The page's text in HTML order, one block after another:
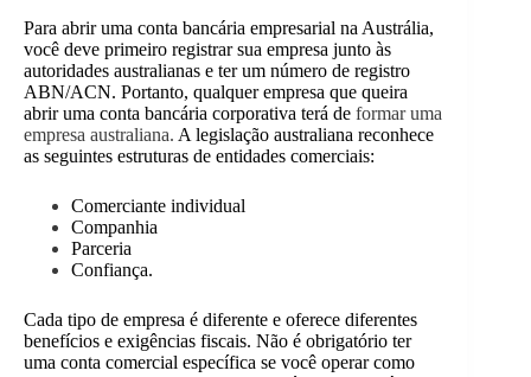
Para abrir uma conta bancária empresarial na Austrália,
você deve primeiro registrar sua empresa junto às
autoridades australianas e ter um número de registro
ABN/ACN. Portanto, qualquer empresa que queira
abrir uma conta bancária corporativa terá de formar uma
empresa australiana. A legislação australiana reconhece
as seguintes estruturas de entidades comerciais:
Comerciante individual
Companhia
Parceria
Confiança.
Cada tipo de empresa é diferente e oferece diferentes
benefícios e exigências fiscais. Não é obrigatório ter
uma conta comercial específica se você operar como